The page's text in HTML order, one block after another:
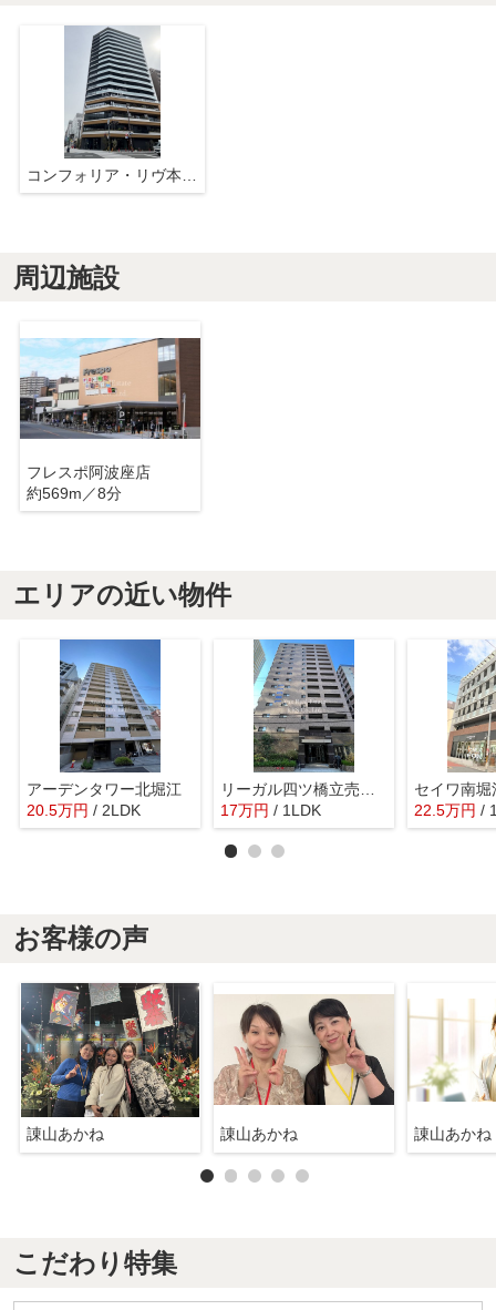
コンフォリア・リヴ本町WEST Q
周辺施設
フレスポ阿波座店
約569m／8分
エリアの近い物件
アーデンタワー北堀江
20.5万円 / 2LDK
リーガル四ツ橋立売堀Ⅱ
17万円 / 1LDK 22.5万円 /
お客様の声
諌山あかね 諌山あかね 諌山あかね
こだわり特集